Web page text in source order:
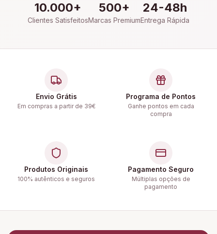
10.000+
Clientes Satisfeitos
500+
Marcas Premium
24-48h
Entrega Rápida
Envio Grátis
Em compras a partir de 39€
Programa de Pontos
Ganhe pontos em cada
compra
Produtos Originais
100% autênticos e seguros
Pagamento Seguro
Múltiplas opções de
pagamento